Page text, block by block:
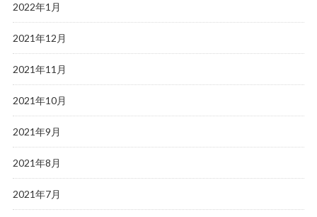
2022年1月
2021年12月
2021年11月
2021年10月
2021年9月
2021年8月
2021年7月